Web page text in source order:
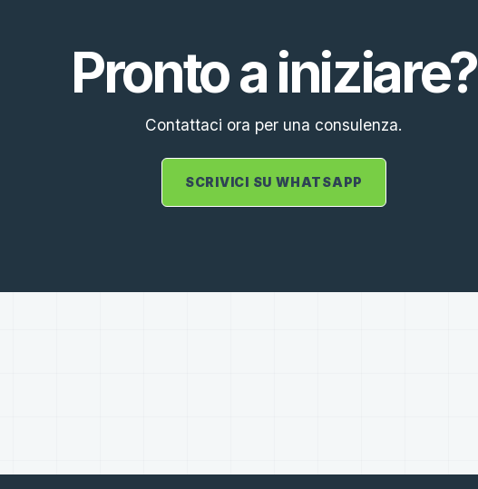
Pronto a iniziare?
Contattaci ora per una consulenza.
SCRIVICI SU WHATSAPP